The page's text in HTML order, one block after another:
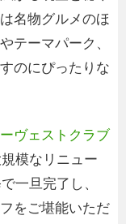
名物グルメのほ
テーマパーク、
のにぴったりな
ヴェストクラブ
模なリニュー
一旦完了し、
をご堪能いただ